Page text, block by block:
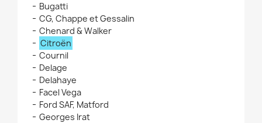
Bugatti
CG, Chappe et Gessalin
Chenard & Walker
Citroën
Cournil
Delage
Delahaye
Facel Vega
Ford SAF, Matford
Georges Irat